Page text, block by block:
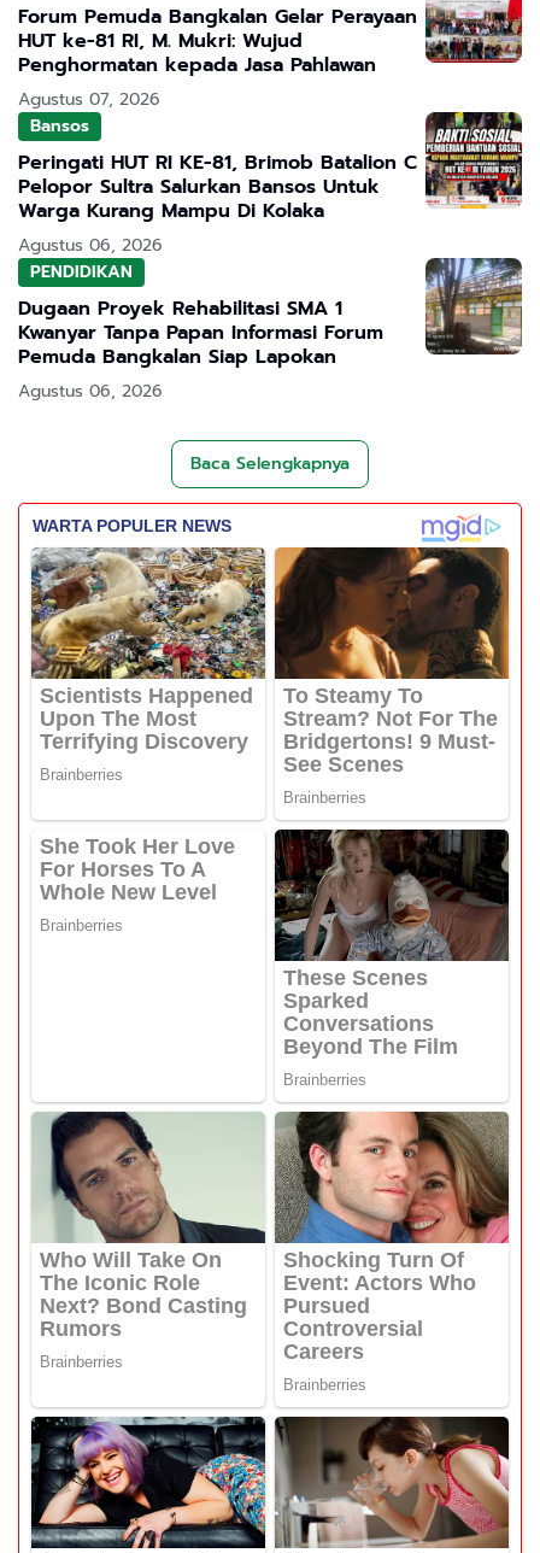
Forum Pemuda Bangkalan Gelar Perayaan
HUT ke-81 RI, M. Mukri: Wujud
Penghormatan kepada Jasa Pahlawan
Agustus 07, 2026
Bansos
Peringati HUT RI KE-81, Brimob Batalion C
Pelopor Sultra Salurkan Bansos Untuk
Warga Kurang Mampu Di Kolaka
Agustus 06, 2026
PENDIDIKAN
Dugaan Proyek Rehabilitasi SMA 1
Kwanyar Tanpa Papan Informasi Forum
Pemuda Bangkalan Siap Lapokan
Agustus 06, 2026
Baca Selengkapnya